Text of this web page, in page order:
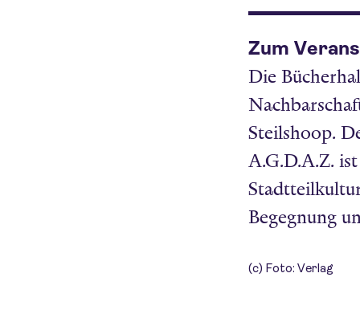
Zum
Die
Steilshoop.
A.G.D.A.Z.
Begegnung
(c) Foto: Verlag